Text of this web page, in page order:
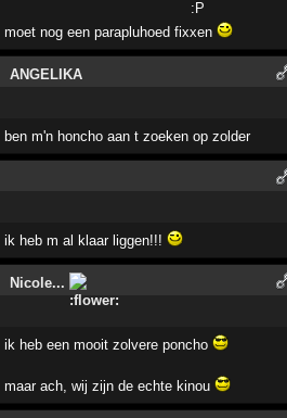
moet nog een parapluhoed fixxen
ANGELIKA
ben m'n honcho aan t zoeken op zolder
ik heb m al klaar liggen!!!
Nicole...
ik heb een mooit zolvere poncho
maar ach, wij zijn de echte kinou